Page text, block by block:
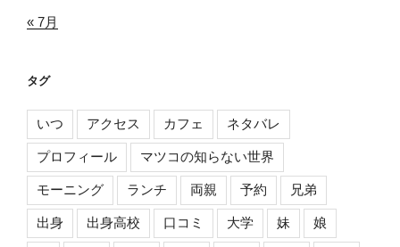
« 7月
タグ
いつ アクセス カフェ ネタバレ
プロフィール マツコの知らない世界
モーニング ランチ 両親 予約 兄弟
出身 出身高校 口コミ 大学 妹 娘